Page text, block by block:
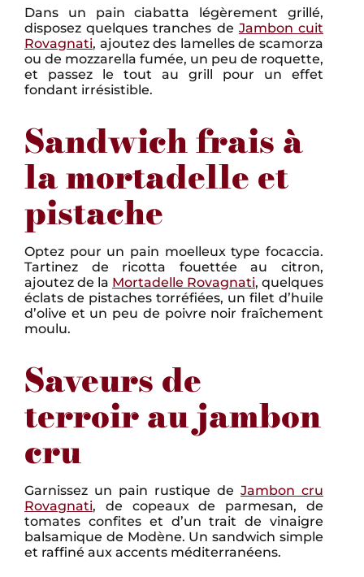
Dans un pain ciabatta légèrement grillé,
disposez quelques tranches de Jambon cuit
Rovagnati, ajoutez des lamelles de scamorza
ou de mozzarella fumée, un peu de roquette,
et passez le tout au grill pour un effet
fondant irrésistible.
Sandwich frais à
la mortadelle et
pistache
Optez pour un pain moelleux type focaccia.
Tartinez de ricotta fouettée au citron,
ajoutez de la Mortadelle Rovagnati, quelques
éclats de pistaches torréfiées, un filet d’huile
d’olive et un peu de poivre noir fraîchement
moulu.
Saveurs de
terroir au jambon
cru
Garnissez un pain rustique de Jambon cru
Rovagnati, de copeaux de parmesan, de
tomates confites et d’un trait de vinaigre
balsamique de Modène. Un sandwich simple
et raffiné aux accents méditerranéens.